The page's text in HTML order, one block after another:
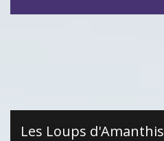
Les Loups d'Amanthis